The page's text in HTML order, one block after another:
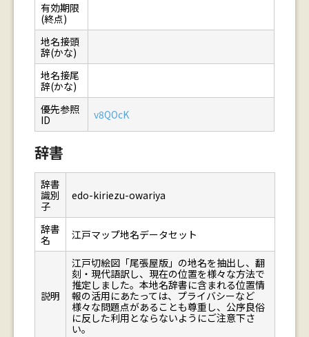
有効期限
(終点)
地名接頭
辞(かな)
地名接尾
辞(かな)
優先参照
ID
v8QOcK
辞書
辞書
識別
子
edo-kiriezu-owariya
辞書
名
江戸マップ地名データセット
説明
江戸切絵図「尾張屋版」の地名を抽出し、翻
刻・現代語訳し、現在の位置を様々な方法で
推定しました。本地名辞書に含まれる位置情
報の活用にあたっては、プライバシーなど
様々な問題点があることも尊重し、公序良俗
に反した利用とならないようにご注意下さ
い。